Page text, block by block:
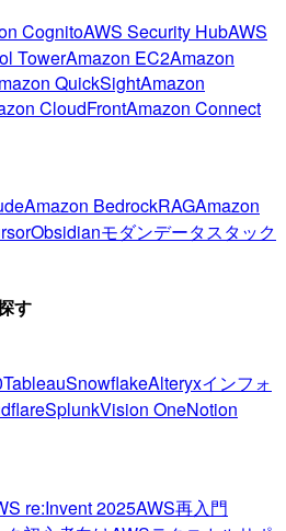
CognitoAWS Security HubAWS
TowerAmazon EC2Amazon
QuickSightAmazon
CloudFrontAmazon Connect
Amazon BedrockRAGAmazon
Obsidianモダンデータスタック
す
TableauSnowflakeAlteryxインフォ
SplunkVision OneNotion
re:Invent 2025AWS再入門